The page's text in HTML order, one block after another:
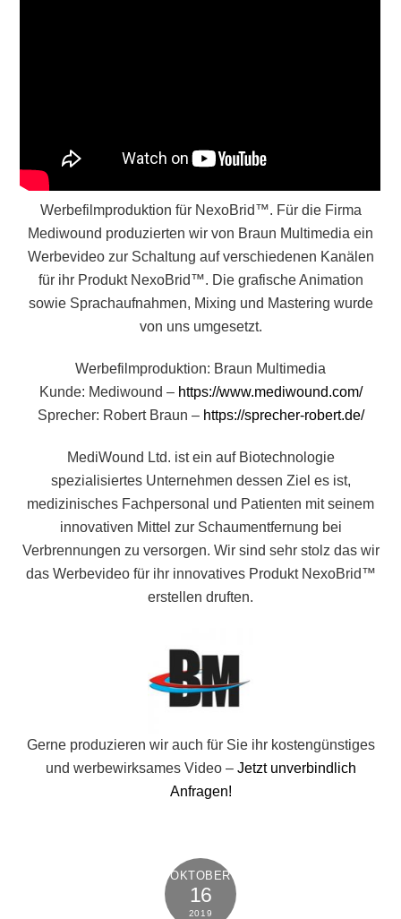
Werbefilmproduktion für NexoBrid™. Für die Firma
Mediwound produzierten wir von Braun Multimedia ein
Werbevideo zur Schaltung auf verschiedenen Kanälen
für ihr Produkt NexoBrid™. Die grafische Animation
sowie Sprachaufnahmen, Mixing und Mastering wurde
von uns umgesetzt.
Werbefilmproduktion: Braun Multimedia
Kunde: Mediwound – https://www.mediwound.com/
Sprecher: Robert Braun – https://sprecher-robert.de/
MediWound Ltd. ist ein auf Biotechnologie
spezialisiertes Unternehmen dessen Ziel es ist,
medizinisches Fachpersonal und Patienten mit seinem
innovativen Mittel zur Schaumentfernung bei
Verbrennungen zu versorgen. Wir sind sehr stolz das wir
das Werbevideo für ihr innovatives Produkt NexoBrid™
erstellen druften.
Gerne produzieren wir auch für Sie ihr kostengünstiges
und werbewirksames Video – Jetzt unverbindlich
Anfragen!
OKTOBER
16
2019